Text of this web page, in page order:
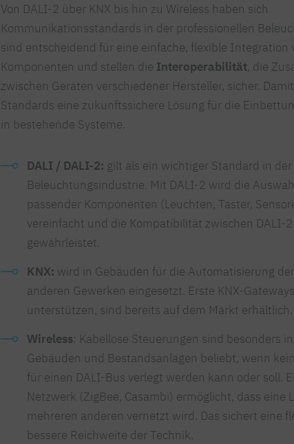
Von DALI-2 über KNX bis hin zu Wireless haben sich
Kommunikationsstandards in der professionellen
sind entscheidend für eine einfache, flexible Integration
Komponenten und stellen die Interoperabilität, die
zwischen Geräten verschiedener Hersteller, sicher.
Standards eine zukunftssichere Lösung für die
in bestehende Systeme.
DALI / DALI-2: gilt als ein wichtiger Standard in der
Beleuchtungsindustrie. Mit DALI-2 wird die
passender Komponenten (Leuchten, Taster,
vereinfacht und die Kompatibilität zwischen DALI-
gewährleistet.
KNX: wird in Gebäuden für die Automatisierung
anderen Gewerken eingesetzt. Erste KNX-
unterstützen, sind bereits auf dem Markt erhältlich.
Wireless: Kabellose Steuerungen sind besonders
Gebäuden und Bestandsanlagen beliebt, wenn
für einen DALI-Bus verlegt werden kann oder soll.
Netzwerk (ZigBee, Casambi) ermöglicht, dass eine
mehreren anderen vernetzt wird. Das sichert eine
bessere Reichweite der Technik.